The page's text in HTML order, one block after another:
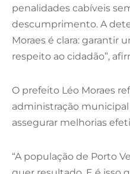
penalidades cabíveis
descumprimento. A
Moraes é clara: garantir
respeito ao cidadão”,
O prefeito Léo Moraes
administração
assegurar melhorias
“A população de Porto